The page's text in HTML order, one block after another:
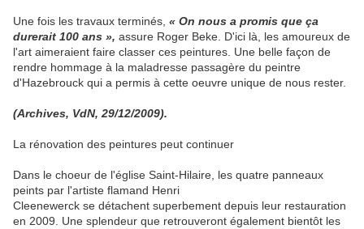
Une fois les travaux terminés, « On nous a promis que ça
durerait 100 ans », assure Roger Beke. D'ici là, les amoureux de
l'art aimeraient faire classer ces peintures. Une belle façon de
rendre hommage à la maladresse passagère du peintre
d'Hazebrouck qui a permis à cette oeuvre unique de nous rester.
(Archives, VdN, 29/12/2009).
La rénovation des peintures peut continuer
Dans le choeur de l'église Saint-Hilaire, les quatre panneaux
peints par l'artiste flamand Henri
Cleenewerck se détachent superbement depuis leur restauration
en 2009. Une splendeur que retrouveront également bientôt les